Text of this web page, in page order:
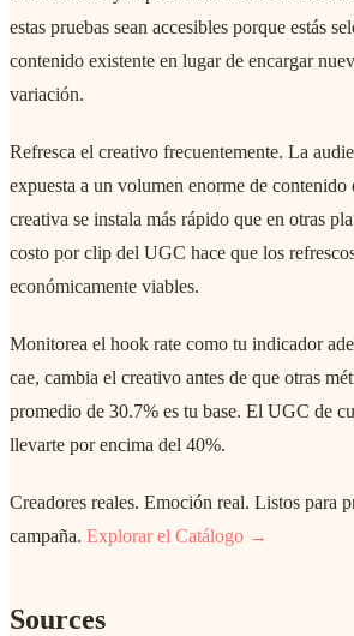
estas pruebas sean accesibles porque estás
contenido existente en lugar de encargar
variación.
Refresca el creativo frecuentemente. La
expuesta a un volumen enorme de
creativa se instala más rápido que en otras
costo por clip del UGC hace que los
económicamente viables.
Monitorea el hook rate como tu indicador
cae, cambia el creativo antes de que otras
promedio de 30.7% es tu base. El UGC de
llevarte por encima del 40%.
Creadores reales. Emoción real. Listos para
campaña. Explorar el Catálogo →
Sources